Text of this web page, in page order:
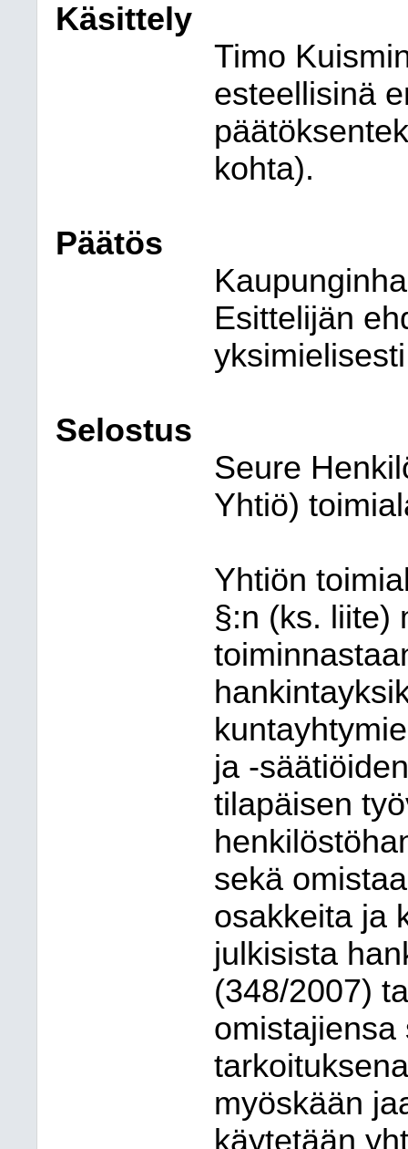
Käsittely
Timo
esteellisinä
kohta).
Päätös
Esittelijän
Selostus
Seure
Yhtiö)
Yhtiön
§:n (ks. liite)
ja -
tilapäisen
sekä
osakkeita ja
julkisista
(348/2007)
omistajiensa
myöskään
käytetään